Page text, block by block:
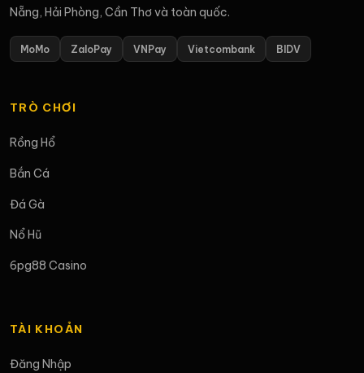
Nẵng, Hải Phòng, Cần Thơ và toàn quốc.
MoMo ZaloPay VNPay Vietcombank BIDV
TRÒ CHƠI
Rồng Hổ
Bắn Cá
Đá Gà
Nổ Hũ
6pg88 Casino
TÀI KHOẢN
Đăng Nhập